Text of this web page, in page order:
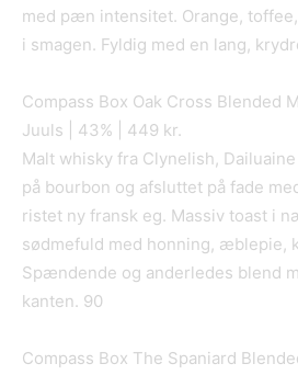
med pæn intensitet. Orange,
i smagen. Fyldig med en lang,
Compass Box Oak Cross Blended
Juuls | 43% | 449 kr.
Malt whisky fra Clynelish,
på bourbon og afsluttet på fade
ristet ny fransk eg. Massiv toast i
sødmefuld med honning, æblepie,
Spændende og anderledes blend
kanten. 90
Compass Box The Spaniard